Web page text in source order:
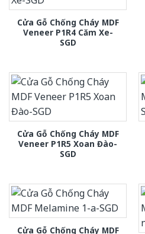
Cửa Gỗ Chống Cháy MDF
Veneer P1R4 Căm Xe-
SGD
Cửa Gỗ Chống Cháy MDF
Veneer P1R5 Xoan Đào-
SGD
Cửa Gỗ Chống Cháy MDF